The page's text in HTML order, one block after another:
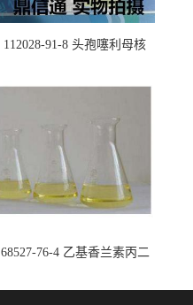
112028-91-8 头孢噻利母核
68527-76-4 乙基香兰素丙二